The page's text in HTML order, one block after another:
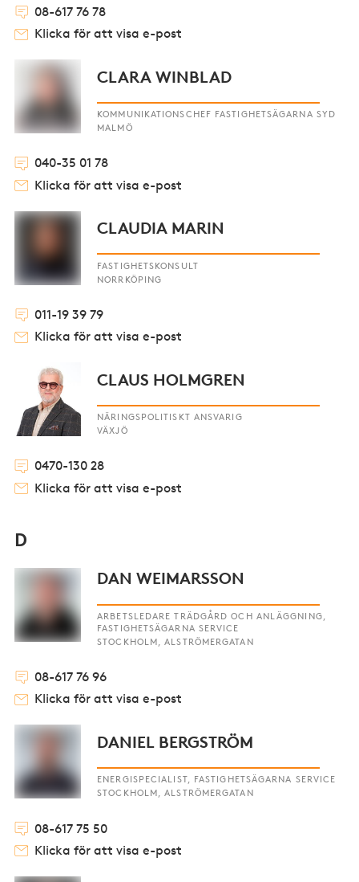
08-617 76 78
Klicka för att visa e-post
CLARA WINBLAD
KOMMUNIKATIONSCHEF FASTIGHETSÄGARNA SYD
MALMÖ
040-35 01 78
Klicka för att visa e-post
CLAUDIA MARIN
FASTIGHETSKONSULT
NORRKÖPING
011-19 39 79
Klicka för att visa e-post
CLAUS HOLMGREN
NÄRINGSPOLITISKT ANSVARIG
VÄXJÖ
0470-130 28
Klicka för att visa e-post
D
DAN WEIMARSSON
ARBETSLEDARE TRÄDGÅRD OCH ANLÄGGNING,
FASTIGHETSÄGARNA SERVICE
STOCKHOLM, ALSTRÖMERGATAN
08-617 76 96
Klicka för att visa e-post
DANIEL BERGSTRÖM
ENERGISPECIALIST, FASTIGHETSÄGARNA SERVICE
STOCKHOLM, ALSTRÖMERGATAN
08-617 75 50
Klicka för att visa e-post